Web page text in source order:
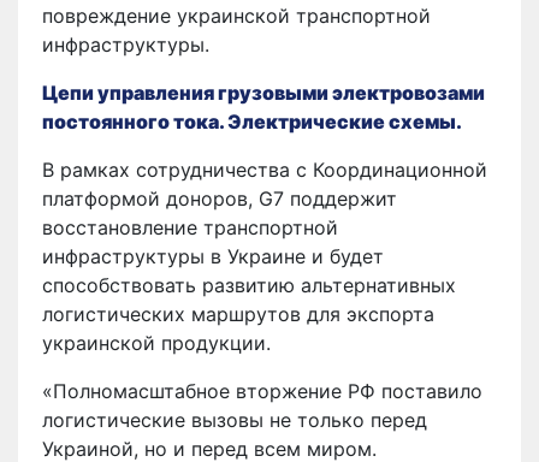
повреждение украинской транспортной
инфраструктуры.
Цепи управления грузовыми электровозами
постоянного тока. Электрические схемы.
В рамках сотрудничества с Координационной
платформой доноров, G7 поддержит
восстановление транспортной
инфраструктуры в Украине и будет
способствовать развитию альтернативных
логистических маршрутов для экспорта
украинской продукции.
«Полномасштабное вторжение РФ поставило
логистические вызовы не только перед
Украиной, но и перед всем миром.